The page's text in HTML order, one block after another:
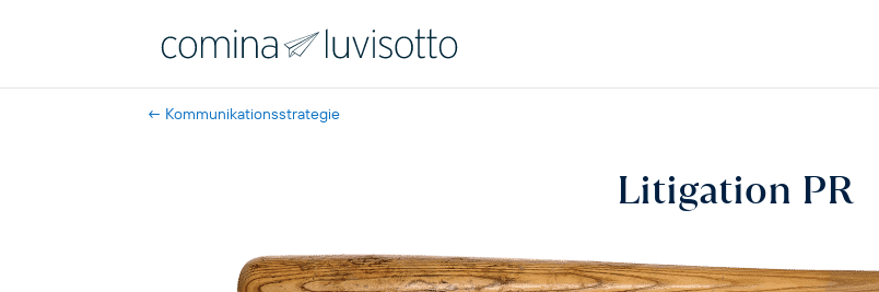
← Kommunikationsstrategie
Litigation PR